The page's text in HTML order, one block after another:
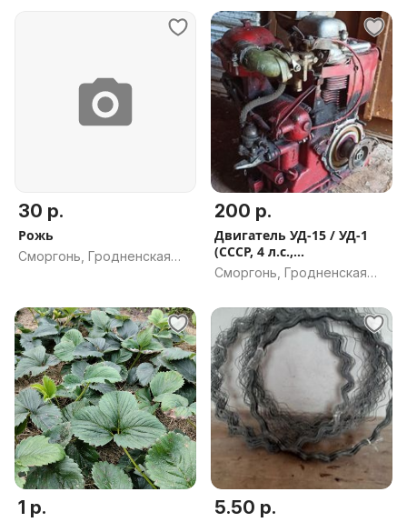
30 р.
Рожь
Сморгонь, Гродненская
200 р.
Двигатель УД-15 / УД-1
(СССР, 4 л.с.,
комплектный)
Сморгонь, Гродненская
1 р. 5.50 р.